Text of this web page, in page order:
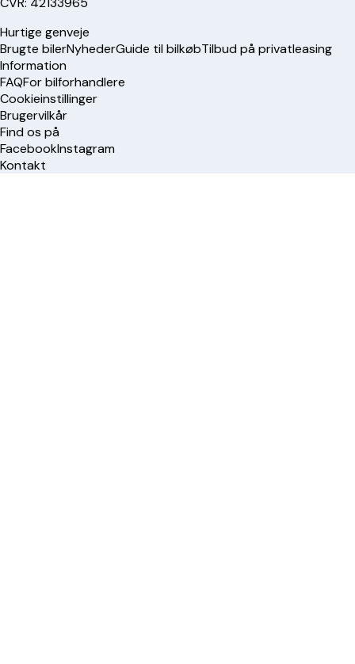
Hurtige genveje
Brugte bilerNyhederGuide til bilkøbTilbud på privatleasing
Information
FAQFor bilforhandlere
Cookieinstillinger
Brugervilkår
Find os på
FacebookInstagram
Kontakt